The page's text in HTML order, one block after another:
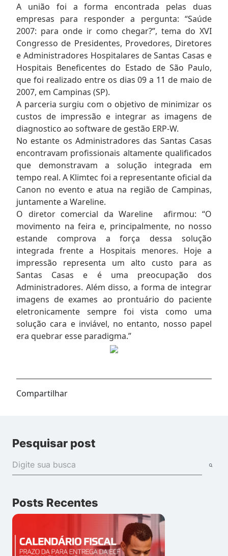
A união foi a forma encontrada pelas duas
empresas para responder a pergunta: “Saúde
2007: para onde ir como chegar?”, tema do XVI
Congresso de Presidentes, Provedores, Diretores
e Administradores Hospitalares de Santas Casas e
Hospitais Beneficentes do Estado de São Paulo,
que foi realizado entre os dias 09 a 11 de maio de
2007, em Campinas (SP).
A parceria surgiu com o objetivo de minimizar os
custos de impressão e integrar as imagens de
diagnostico ao software de gestão ERP-W.
No estante os Administradores das Santas Casas
encontravam profissionais altamente qualificados
que demonstravam a solução integrada em
tempo real. A Klimtec foi a representante oficial da
Canon no evento e atua na região de Campinas,
juntamente a Wareline.
O diretor comercial da Wareline afirmou: “O
movimento na feira e, principalmente, no nosso
estande comprova a força dessa solução
integrada frente a Hospitais menores. Hoje a
impressão representa um alto custo para as
Santas Casas e é uma preocupação dos
Administradores. Além disso, a forma de integrar
imagens de exames ao prontuário do paciente
eletronicamente sempre foi vista como uma
solução cara e inviável, no entanto, nosso papel
era quebrar esse paradigma.”
Compartilhar
Pesquisar post
Posts Recentes